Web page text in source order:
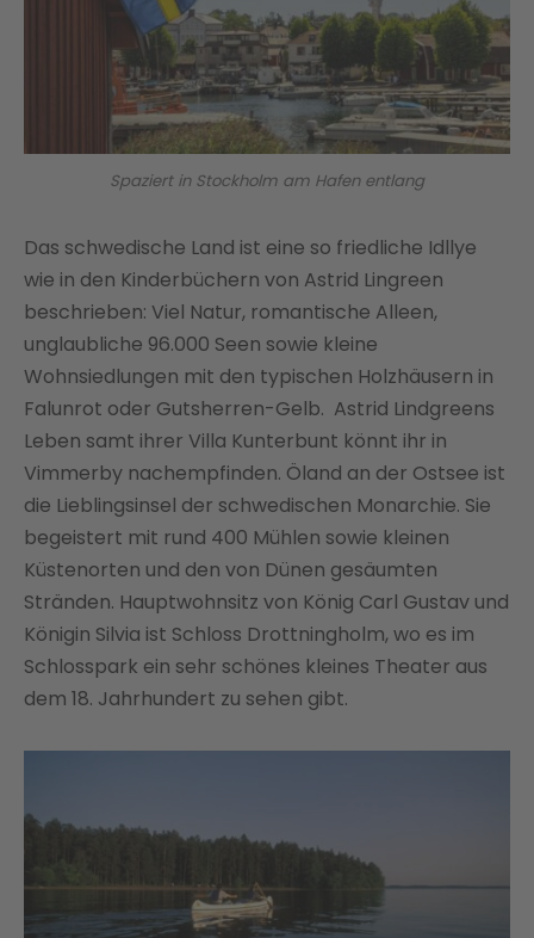
Spaziert in Stockholm am Hafen entlang
Das schwedische Land ist eine so friedliche Idllye
wie in den Kinderbüchern von Astrid Lingreen
beschrieben: Viel Natur, romantische Alleen,
unglaubliche 96.000 Seen sowie kleine
Wohnsiedlungen mit den typischen Holzhäusern in
Falunrot oder Gutsherren-Gelb. Astrid Lindgreens
Leben samt ihrer Villa Kunterbunt könnt ihr in
Vimmerby nachempfinden. Öland an der Ostsee ist
die Lieblingsinsel der schwedischen Monarchie. Sie
begeistert mit rund 400 Mühlen sowie kleinen
Küstenorten und den von Dünen gesäumten
Stränden. Hauptwohnsitz von König Carl Gustav und
Königin Silvia ist Schloss Drottningholm, wo es im
Schlosspark ein sehr schönes kleines Theater aus
dem 18. Jahrhundert zu sehen gibt.